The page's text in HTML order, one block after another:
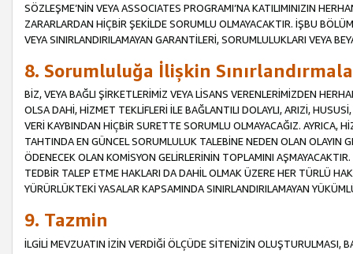
SÖZLEŞME’NİN VEYA ASSOCIATES PROGRAMI’NA KATILIMINIZIN
ZARARLARDAN HİÇBİR ŞEKİLDE SORUMLU OLMAYACAKTIR. İŞBU
VEYA SINIRLANDIRILAMAYAN GARANTİLERİ, SORUMLULUKLARI VEYA
8. Sorumluluğa İlişkin
BİZ, VEYA BAĞLI ŞİRKETLERİMİZ VEYA LİSANS VERENLERİMİZDEN
OLSA DAHİ, HİZMET TEKLİFLERİ İLE BAĞLANTILI DOLAYLI, ARIZİ,
VERİ KAYBINDAN HİÇBİR SURETTE SORUMLU OLMAYACAĞIZ. AYRICA,
TAHTINDA EN GÜNCEL SORUMLULUK TALEBİNE NEDEN OLAN OLAYIN
ÖDENECEK OLAN KOMİSYON GELİRLERİNİN TOPLAMINI
TEDBİR TALEP ETME HAKLARI DA DAHİL OLMAK ÜZERE HER TÜRLÜ
YÜRÜRLÜKTEKİ YASALAR KAPSAMINDA SINIRLANDIRILAMAYAN
9. Tazmin
İLGİLİ MEVZUATIN İZİN VERDİĞİ ÖLÇÜDE SİTENİZİN OLUŞTURULMASI,